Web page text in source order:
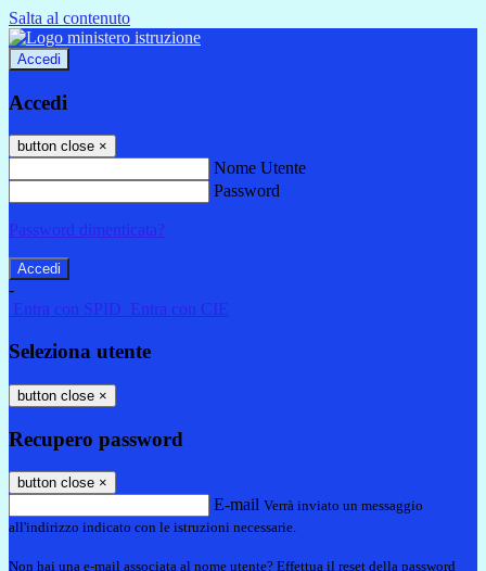
Salta al contenuto
Accedi
Accedi
button close ×
Nome Utente
Password
Password dimenticata?
-
Entra con SPID
Entra con CIE
Seleziona utente
button close ×
Recupero password
button close ×
E-mail Verrà inviato un messaggio
all'indirizzo indicato con le istruzioni necessarie.
Non hai una e-mail associata al nome utente? Effettua il reset della password